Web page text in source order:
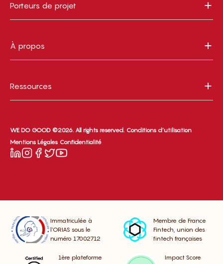
Porteurs de projet
À propos
Ressources
WE DO GOOD ©2026. All rights reserved. Conditions d’utilisation
Mentions Légales Confidentialité
Immatriculée à
l’ORIAS sous le
numéro 17002712
Membre de France
Fintech, union des
fintech françaises
1ère plateforme
Impact Score